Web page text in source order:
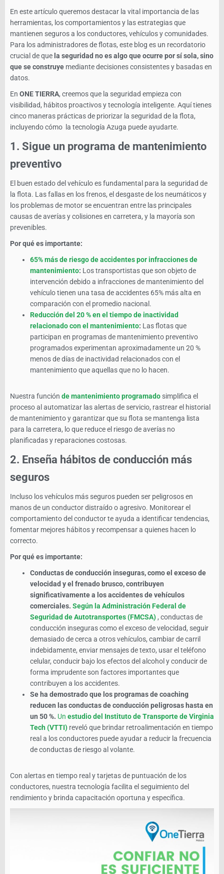
En este artículo queremos destacar la vital importancia de las
herramientas, los comportamientos y las estrategias que
mantienen seguros a los conductores, vehículos y comunidades.
Para los administradores de flotas, este blog es un recordatorio
crucial de que la seguridad no es algo que ocurre por sí sola, sino
que se construye mediante decisiones consistentes y basadas en
datos.
En ONE TIERRA, creemos que la seguridad empieza con
visibilidad, hábitos proactivos y tecnología inteligente. Aquí tienes
cinco maneras prácticas de priorizar la seguridad de la flota,
incluyendo cómo la tecnología Azuga puede ayudarte.
1. Sigue un programa de mantenimiento
preventivo
El buen estado del vehículo es fundamental para la seguridad de
la flota. Las fallas en los frenos, el desgaste de los neumáticos y
los problemas de motor se encuentran entre las principales
causas de averías y colisiones en carretera, y la mayoría son
prevenibles.
Por qué es importante:
65% más de riesgo de accidentes por infracciones de
mantenimiento: Los transportistas que son objeto de
intervención debido a infracciones de mantenimiento del
vehículo tienen una tasa de accidentes 65% más alta en
comparación con el promedio nacional.
Reducción del 20 % en el tiempo de inactividad
relacionado con el mantenimiento: Las flotas que
participan en programas de mantenimiento preventivo
programados experimentan aproximadamente un 20 %
menos de días de inactividad relacionados con el
mantenimiento que aquellas que no lo hacen.
Nuestra función de mantenimiento programado simplifica el
proceso al automatizar las alertas de servicio, rastrear el historial
de mantenimiento y garantizar que su flota se mantenga lista
para la carretera, lo que reduce el riesgo de averías no
planificadas y reparaciones costosas.
2. Enseña hábitos de conducción más
seguros
Incluso los vehículos más seguros pueden ser peligrosos en
manos de un conductor distraído o agresivo. Monitorear el
comportamiento del conductor te ayuda a identificar tendencias,
fomentar mejores hábitos y recompensar a quienes hacen lo
correcto.
Por qué es importante:
Conductas de conducción inseguras, como el exceso de
velocidad y el frenado brusco, contribuyen
significativamente a los accidentes de vehículos
comerciales. Según la Administración Federal de
Seguridad de Autotransportes (FMCSA) , conductas de
conducción inseguras como el exceso de velocidad, seguir
demasiado de cerca a otros vehículos, cambiar de carril
indebidamente, enviar mensajes de texto, usar el teléfono
celular, conducir bajo los efectos del alcohol y conducir de
forma imprudente son factores importantes que
contribuyen a los accidentes.
Se ha demostrado que los programas de coaching
reducen las conductas de conducción peligrosas hasta en
un 50 %. Un estudio del Instituto de Transporte de Virginia
Tech (VTTI) reveló que brindar retroalimentación en tiempo
real a los conductores puede ayudar a reducir la frecuencia
de conductas de riesgo al volante.
Con alertas en tiempo real y tarjetas de puntuación de los
conductores, nuestra tecnología facilita el seguimiento del
rendimiento y brinda capacitación oportuna y específica.